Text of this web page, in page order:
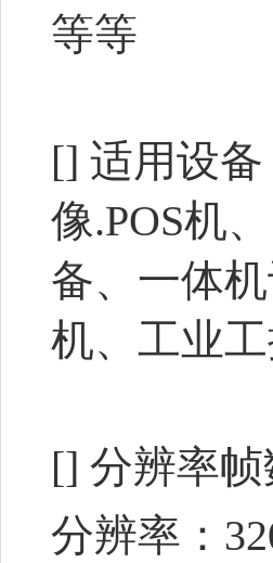
等等
[] 适用设
像.POS机
备、一体
机、工业
[] 分辨率帧
分辨率：